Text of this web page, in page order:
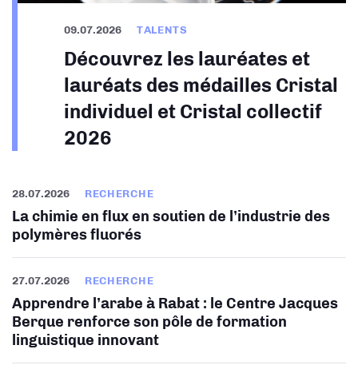
09.07.2026 TALENTS
Découvrez les lauréates et
lauréats des médailles Cristal
individuel et Cristal collectif
2026
28.07.2026 RECHERCHE
La chimie en flux en soutien de l’industrie des
polymères fluorés
27.07.2026 RECHERCHE
Apprendre l’arabe à Rabat : le Centre Jacques
Berque renforce son pôle de formation
linguistique innovant